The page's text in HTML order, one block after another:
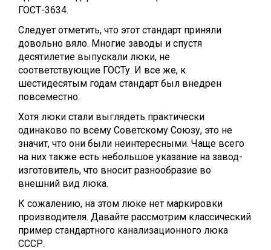
ГОСТ-3634.
Следует отметить, что этот стандарт приняли
довольно вяло. Многие заводы и спустя
десятилетие выпускали люки, не
соответствующие ГОСТу. И все же, к
шестидесятым годам стандарт был внедрен
повсеместно.
Хотя люки стали выглядеть практически
одинаково по всему Советскому Союзу, это не
значит, что они были неинтересными. Чаще всего
на них также есть небольшое указание на завод-
изготовитель, что вносит разнообразие во
внешний вид люка.
К сожалению, на этом люке нет маркировки
производителя. Давайте рассмотрим классический
пример стандартного канализационного люка
СССР.